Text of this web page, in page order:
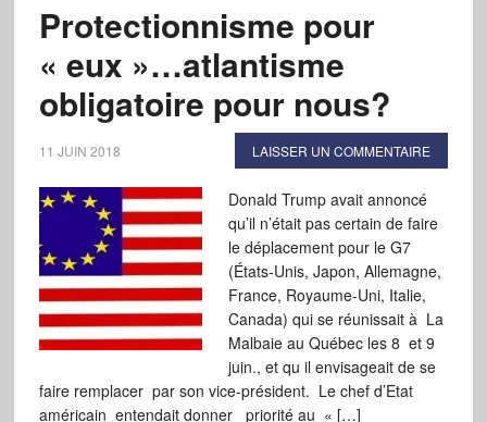
Protectionnisme pour
« eux »…atlantisme
obligatoire pour nous?
11 JUIN 2018 LAISSER UN COMMENTAIRE
Donald Trump avait annoncé
qu’il n’était pas certain de faire
le déplacement pour le G7
(États-Unis, Japon, Allemagne,
France, Royaume-Uni, Italie,
Canada) qui se réunissait à La
Malbaie au Québec les 8 et 9
juin., et qu il envisageait de se
faire remplacer par son vice-président. Le chef d’Etat
américain entendait donner priorité au « […]